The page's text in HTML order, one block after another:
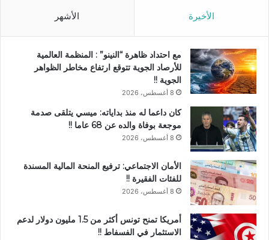
الأخيرة الأشهر
مع احتداد ظاهرة “النينو” : المنظمة العالمية
للأرصاد الجوية تتوقع ارتفاع مخاطر الظواهر
الجوية !!
8 أغسطس، 2026
كان داعما له منذ بداياته: ميسي يتلقى صدمة
موجعة بوفاة والده عن 68 عاما !!
8 أغسطس، 2026
الأمان الاجتماعي: ترفيع المنحة المالية المسندة
للفئات الفقيرة !!
8 أغسطس، 2026
أمريكا تمنح تونس أكثر من 1.5 مليون دولار لدعم
الاستثمار في الفسفاط !!